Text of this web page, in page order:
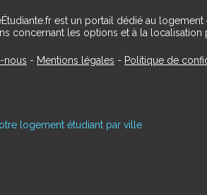
est un portail dédié au
concernant les options et à la localisation
nous - Mentions légales - Politique de
logement étudiant par ville